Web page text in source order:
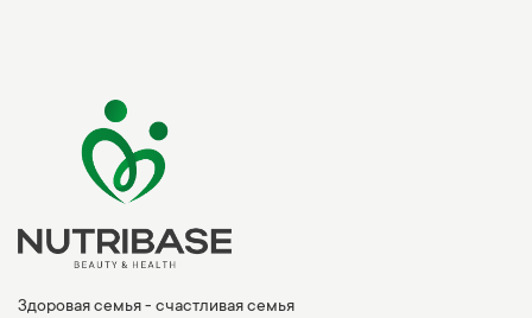
Здоровая семья - счастливая семья